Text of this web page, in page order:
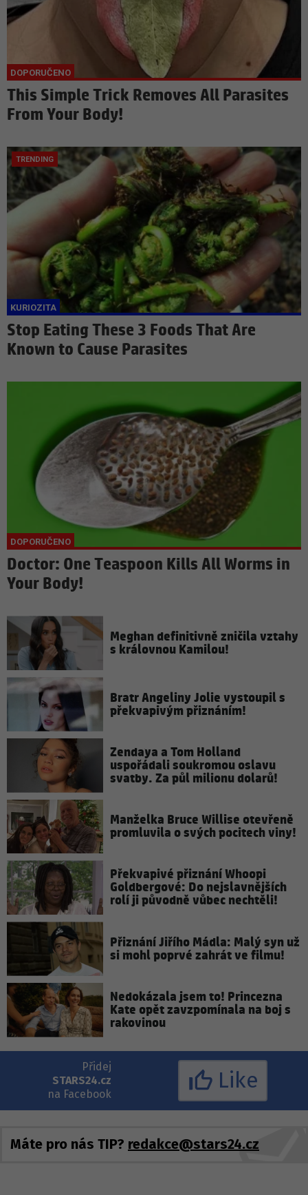
This Simple Trick Removes All Parasites
From Your Body!
Stop Eating These 3 Foods That Are
Known to Cause Parasites
Doctor: One Teaspoon Kills All Worms in
Your Body!
Meghan definitivně zničila vztahy
s královnou Kamilou!
Bratr Angeliny Jolie vystoupil s
překvapivým přiznáním!
Zendaya a Tom Holland
uspořádali soukromou oslavu
svatby. Za půl milionu dolarů!
Manželka Bruce Willise otevřeně
promluvila o svých pocitech viny!
Překvapivé přiznání Whoopi
Goldbergové: Do nejslavnějších
rolí ji původně vůbec nechtěli!
Přiznání Jiřího Mádla: Malý syn už
si mohl poprvé zahrát ve filmu!
Nedokázala jsem to! Princezna
Kate opět zavzpomínala na boj s
rakovinou
Přidej
STARS24.cz
na Facebook
Like
Máte pro nás TIP? redakce@stars24.cz